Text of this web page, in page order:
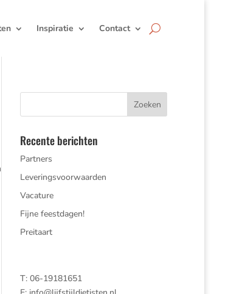
Inspiratie Contact
Recente berichten
Partners
Leveringsvoorwaarden
Vacature
Fijne feestdagen!
Preitaart
T: 06-19181651